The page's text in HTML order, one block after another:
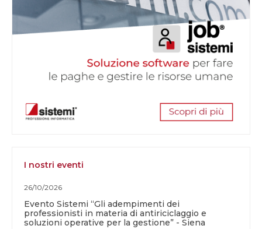
I nostri eventi
26/10/2026
Evento Sistemi “Gli adempimenti dei
professionisti in materia di antiriciclaggio e
soluzioni operative per la gestione” - Siena